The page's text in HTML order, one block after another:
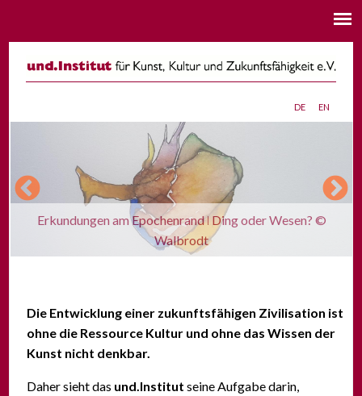
de en
Erkundungen am Epochenrand ǀ Ding oder Wesen? ©
Walbrodt
Die Entwicklung einer zukunftsfähigen Zivilisation ist
ohne die Ressource Kultur und ohne das Wissen der
Kunst nicht denkbar.
Daher sieht das und.Institut seine Aufgabe darin,